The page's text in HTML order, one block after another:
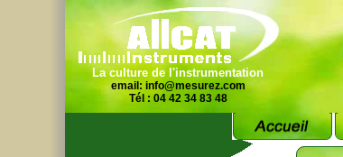
La culture de l'instrumentation
email: info@mesurez.com
Tél : 04 42 34 83 48